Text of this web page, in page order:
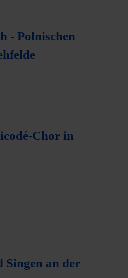
- Polnischen
Chor in
Singen an der